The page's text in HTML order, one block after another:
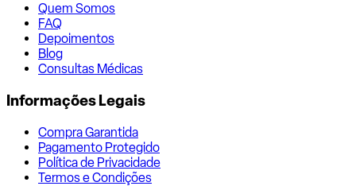
Quem Somos
FAQ
Depoimentos
Blog
Consultas Médicas
Informações Legais
Compra Garantida
Pagamento Protegido
Política de Privacidade
Termos e Condições